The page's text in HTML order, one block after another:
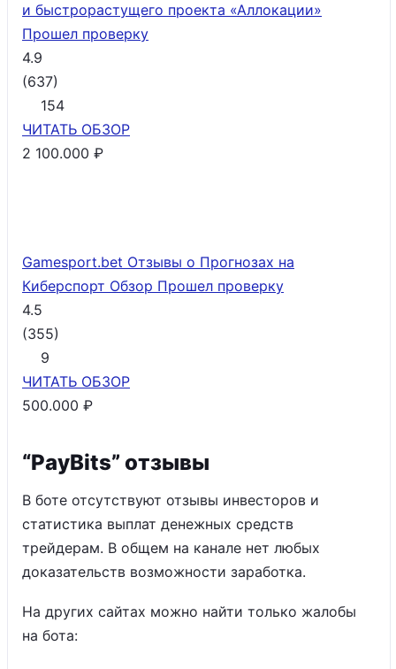
и быстрорастущего проекта «Аллокации»
Прошел проверку
4.9
(637)
154
ЧИТАТЬ ОБЗОР
2 100.000 ₽
Gamesport.bet Отзывы о Прогнозах на
Киберспорт Обзор Прошел проверку
4.5
(355)
9
ЧИТАТЬ ОБЗОР
500.000 ₽
“PayBits” отзывы
В боте отсутствуют отзывы инвесторов и
статистика выплат денежных средств
трейдерам. В общем на канале нет любых
доказательств возможности заработка.
На других сайтах можно найти только жалобы
на бота: